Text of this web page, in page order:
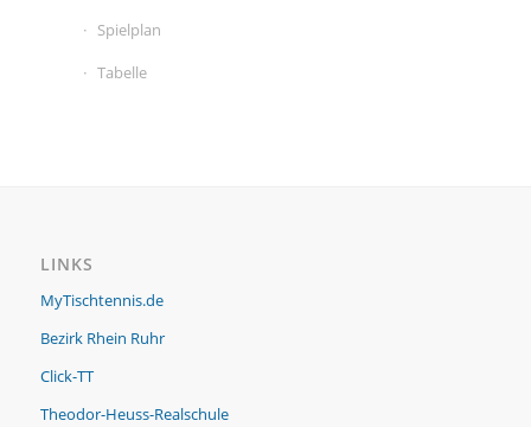
Spielplan
Tabelle
LINKS
MyTischtennis.de
Bezirk Rhein Ruhr
Click-TT
Theodor-Heuss-Realschule